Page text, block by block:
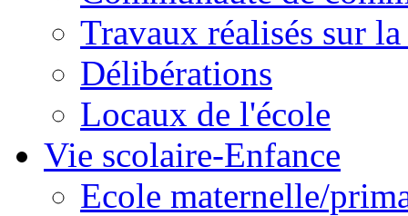
Travaux réalisés sur
Délibérations
Locaux de l'école
Vie scolaire-Enfance
Ecole maternelle/